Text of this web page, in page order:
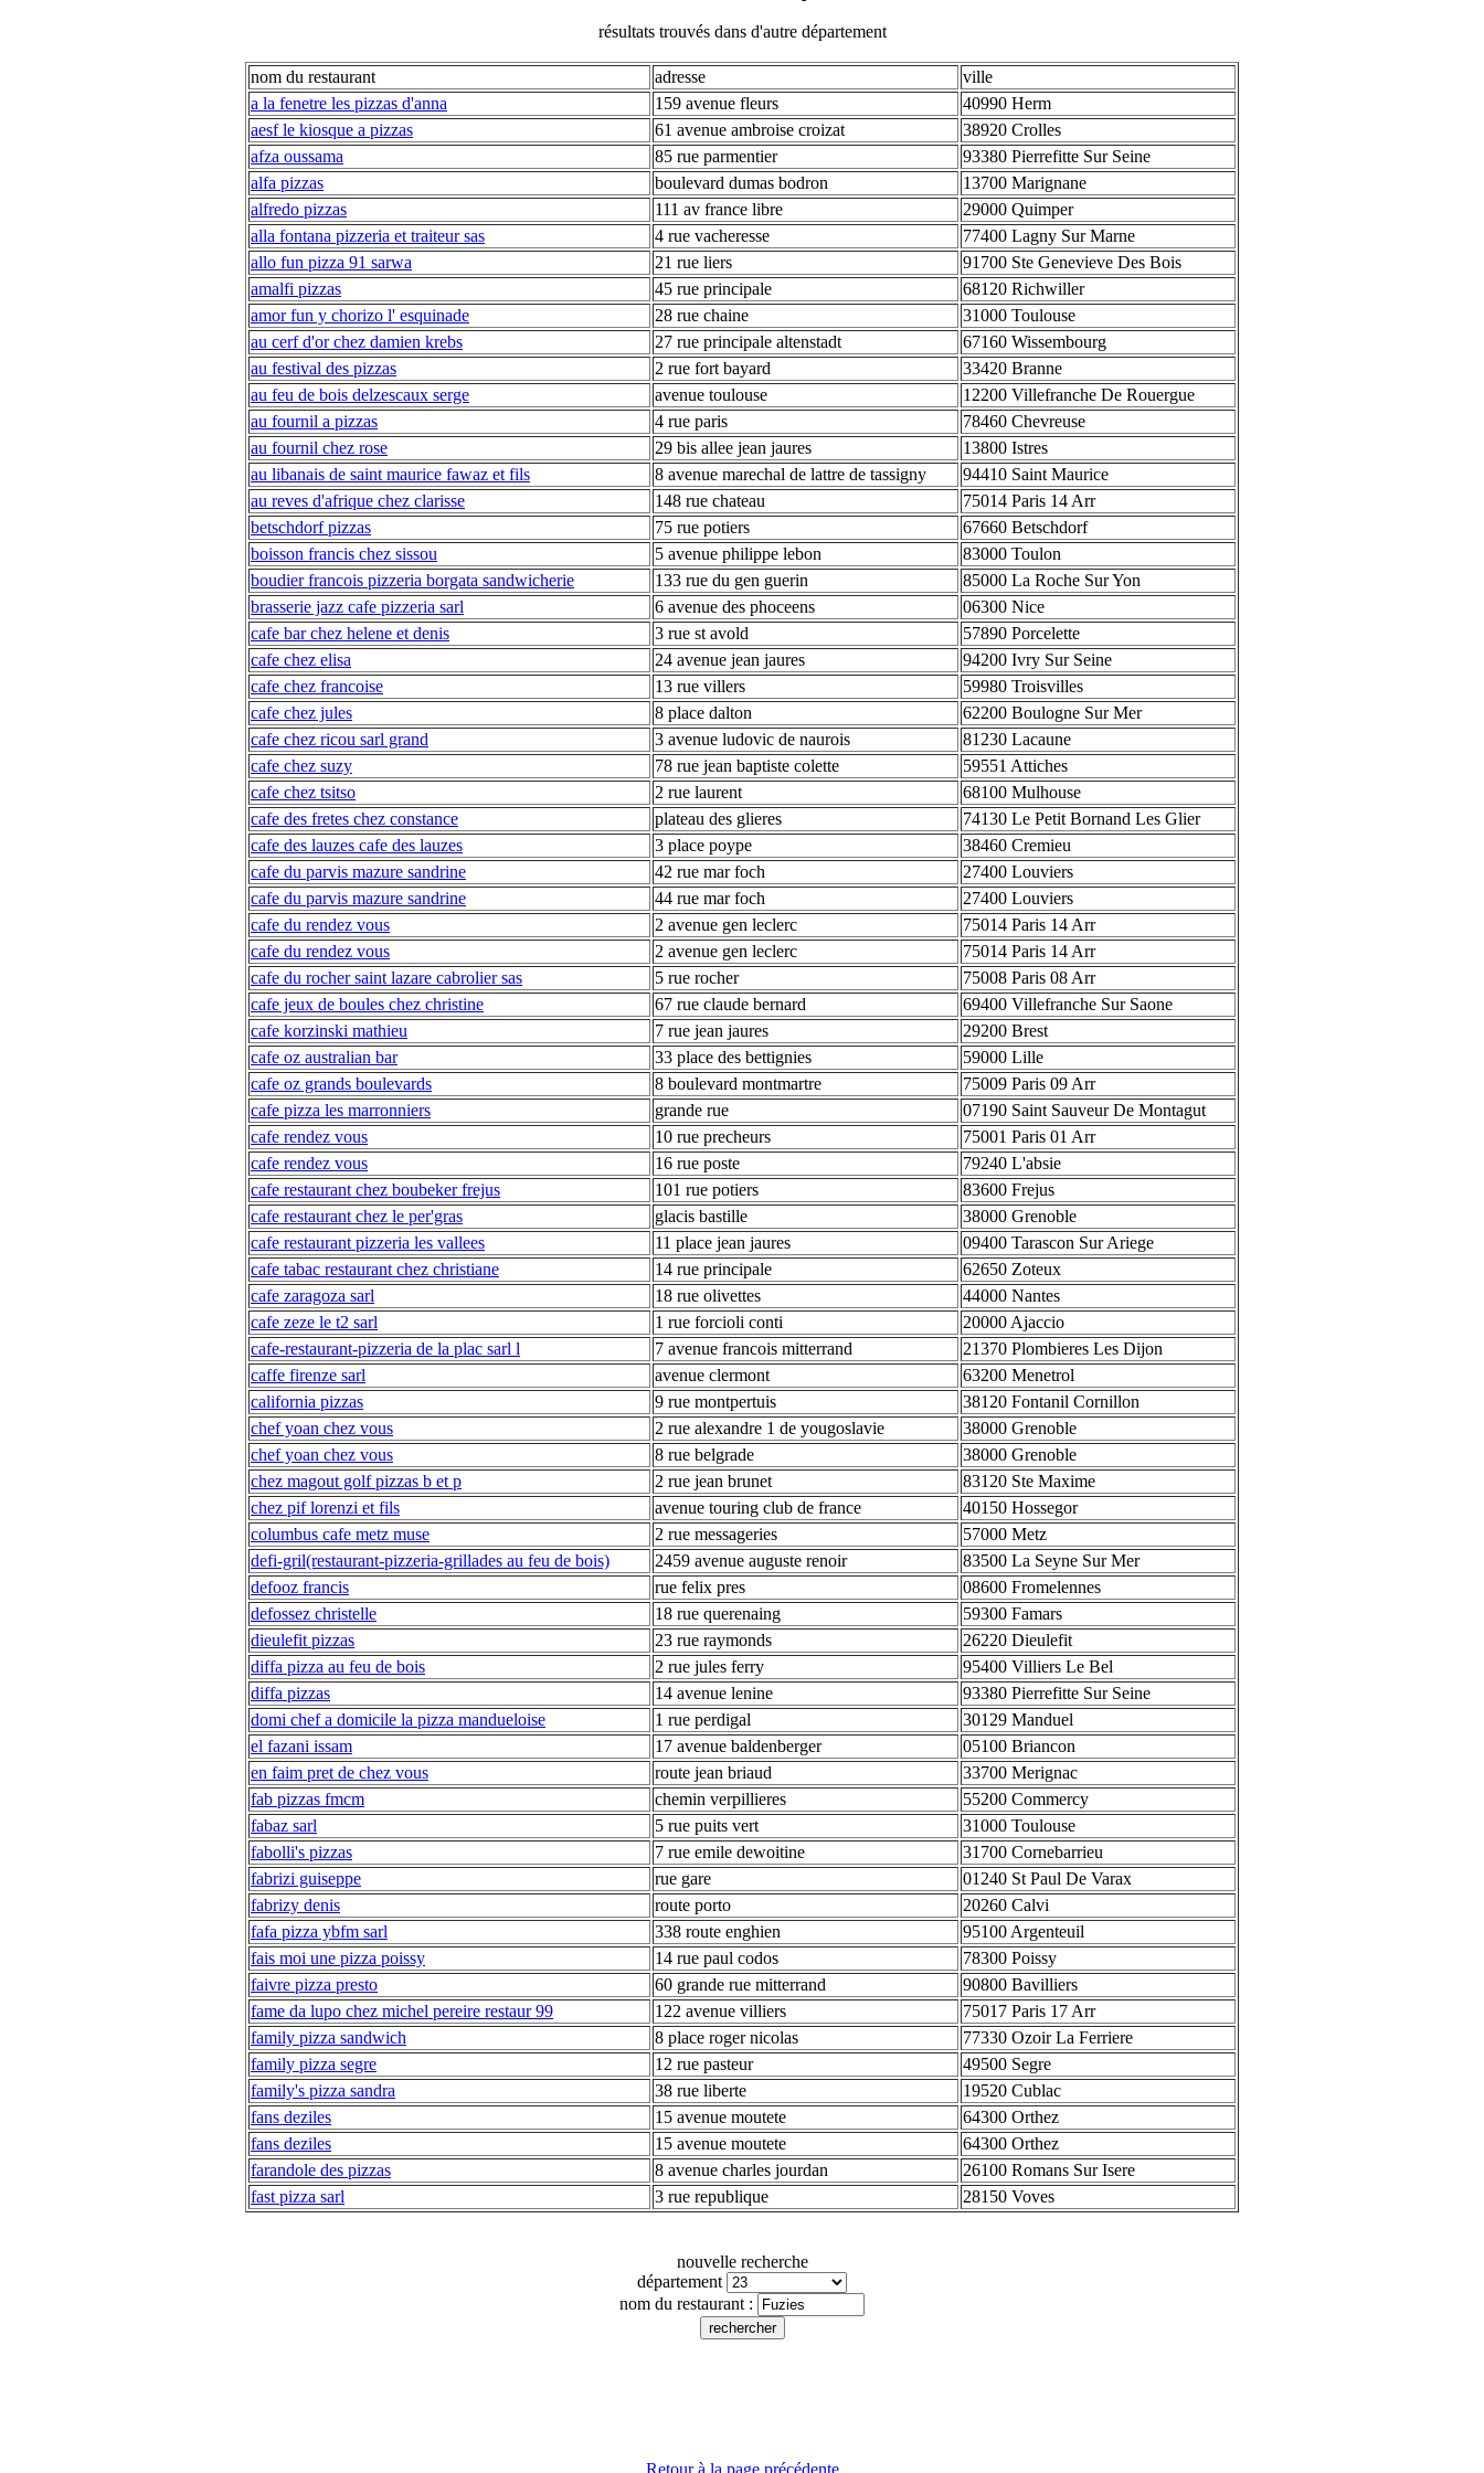
résultats trouvés dans d'autre département
nom du restaurant adresse
ville
a la fenetre les pizzas d'anna
159 avenue fleurs
40990 Herm
aesf le kiosque a pizzas
61 avenue ambroise croizat
38920 Crolles
afza oussama
85 rue parmentier
93380 Pierrefitte Sur Seine
alfa pizzas
boulevard dumas bodron
13700 Marignane
alfredo pizzas
111 av france libre
29000 Quimper
alla fontana pizzeria et traiteur sas
4 rue vacheresse
77400 Lagny Sur Marne
allo fun pizza 91 sarwa
21 rue liers
91700 Ste Genevieve Des Bois
amalfi pizzas
45 rue principale
68120 Richwiller
amor fun y chorizo l' esquinade
28 rue chaine
31000 Toulouse
au cerf d'or chez damien krebs
27 rue principale altenstadt
67160 Wissembourg
au festival des pizzas
2 rue fort bayard
33420 Branne
au feu de bois delzescaux serge
avenue toulouse
12200 Villefranche De Rouergue
au fournil a pizzas
4 rue paris
78460 Chevreuse
au fournil chez rose
29 bis allee jean jaures
13800 Istres
au libanais de saint maurice fawaz et fils
8 avenue marechal de lattre de tassigny
94410 Saint Maurice
au reves d'afrique chez clarisse
148 rue chateau
75014 Paris 14 Arr
betschdorf pizzas
75 rue potiers
67660 Betschdorf
boisson francis chez sissou
5 avenue philippe lebon
83000 Toulon
boudier francois pizzeria borgata sandwicherie
133 rue du gen guerin
85000 La Roche Sur Yon
brasserie jazz cafe pizzeria sarl
6 avenue des phoceens
06300 Nice
cafe bar chez helene et denis
3 rue st avold
57890 Porcelette
cafe chez elisa
24 avenue jean jaures
94200 Ivry Sur Seine
cafe chez francoise
13 rue villers
59980 Troisvilles
cafe chez jules
8 place dalton
62200 Boulogne Sur Mer
cafe chez ricou sarl grand
3 avenue ludovic de naurois
81230 Lacaune
cafe chez suzy
78 rue jean baptiste colette
59551 Attiches
cafe chez tsitso
2 rue laurent
68100 Mulhouse
cafe des fretes chez constance
plateau des glieres
74130 Le Petit Bornand Les Glier
cafe des lauzes cafe des lauzes
3 place poype
38460 Cremieu
cafe du parvis mazure sandrine
42 rue mar foch
27400 Louviers
cafe du parvis mazure sandrine
44 rue mar foch
27400 Louviers
cafe du rendez vous
2 avenue gen leclerc
75014 Paris 14 Arr
cafe du rendez vous
2 avenue gen leclerc
75014 Paris 14 Arr
cafe du rocher saint lazare cabrolier sas
5 rue rocher
75008 Paris 08 Arr
cafe jeux de boules chez christine
67 rue claude bernard
69400 Villefranche Sur Saone
cafe korzinski mathieu
7 rue jean jaures
29200 Brest
cafe oz australian bar
33 place des bettignies
59000 Lille
cafe oz grands boulevards
8 boulevard montmartre
75009 Paris 09 Arr
cafe pizza les marronniers
grande rue
07190 Saint Sauveur De Montagut
cafe rendez vous
10 rue precheurs
75001 Paris 01 Arr
cafe rendez vous
16 rue poste
79240 L'absie
cafe restaurant chez boubeker frejus
101 rue potiers
83600 Frejus
cafe restaurant chez le per'gras
glacis bastille
38000 Grenoble
cafe restaurant pizzeria les vallees
11 place jean jaures
09400 Tarascon Sur Ariege
cafe tabac restaurant chez christiane
14 rue principale
62650 Zoteux
cafe zaragoza sarl
18 rue olivettes
44000 Nantes
cafe zeze le t2 sarl
1 rue forcioli conti
20000 Ajaccio
cafe-restaurant-pizzeria de la plac sarl l
7 avenue francois mitterrand
21370 Plombieres Les Dijon
caffe firenze sarl
avenue clermont
63200 Menetrol
california pizzas
9 rue montpertuis
38120 Fontanil Cornillon
chef yoan chez vous
2 rue alexandre 1 de yougoslavie
38000 Grenoble
chef yoan chez vous
8 rue belgrade
38000 Grenoble
chez magout golf pizzas b et p
2 rue jean brunet
83120 Ste Maxime
chez pif lorenzi et fils
avenue touring club de france
40150 Hossegor
columbus cafe metz muse
2 rue messageries
57000 Metz
defi-gril(restaurant-pizzeria-grillades au feu de bois)
2459 avenue auguste renoir
83500 La Seyne Sur Mer
defooz francis
rue felix pres
08600 Fromelennes
defossez christelle
18 rue querenaing
59300 Famars
dieulefit pizzas
23 rue raymonds
26220 Dieulefit
diffa pizza au feu de bois
2 rue jules ferry
95400 Villiers Le Bel
diffa pizzas
14 avenue lenine
93380 Pierrefitte Sur Seine
domi chef a domicile la pizza mandueloise
1 rue perdigal
30129 Manduel
el fazani issam
17 avenue baldenberger
05100 Briancon
en faim pret de chez vous
route jean briaud
33700 Merignac
fab pizzas fmcm
chemin verpillieres
55200 Commercy
fabaz sarl
5 rue puits vert
31000 Toulouse
fabolli's pizzas
7 rue emile dewoitine
31700 Cornebarrieu
fabrizi guiseppe
rue gare
01240 St Paul De Varax
fabrizy denis
route porto
20260 Calvi
fafa pizza ybfm sarl
338 route enghien
95100 Argenteuil
fais moi une pizza poissy
14 rue paul codos
78300 Poissy
faivre pizza presto
60 grande rue mitterrand
90800 Bavilliers
fame da lupo chez michel pereire restaur 99
122 avenue villiers
75017 Paris 17 Arr
family pizza sandwich
8 place roger nicolas
77330 Ozoir La Ferriere
family pizza segre
12 rue pasteur
49500 Segre
family's pizza sandra
38 rue liberte
19520 Cublac
fans deziles
15 avenue moutete
64300 Orthez
fans deziles
15 avenue moutete
64300 Orthez
farandole des pizzas
8 avenue charles jourdan
26100 Romans Sur Isere
fast pizza sarl
3 rue republique 28150 Voves
nouvelle recherche
département
nom du restaurant :
Retour à la page précédente